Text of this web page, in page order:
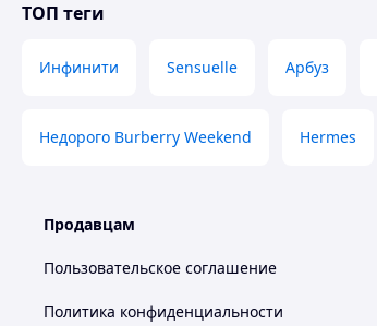
ТОП теги
Инфинити Sensuelle Арбуз
Недорого Burberry Weekend Hermes
Продавцам
Пользовательское соглашение
Политика конфиденциальности